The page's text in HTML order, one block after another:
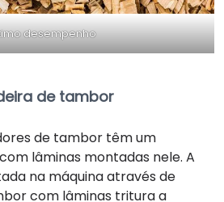
desempenho
de tambor
de tambor têm um
lâminas montadas nele. A
na máquina através de
com lâminas tritura a